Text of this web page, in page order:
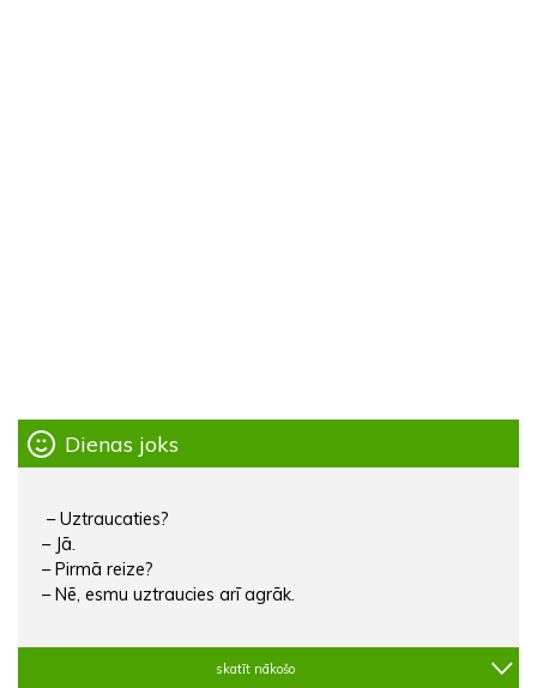
Dienas joks
– Uztraucaties?
– Jā.
– Pirmā reize?
– Nē, esmu uztraucies arī agrāk.
skatīt nākošo